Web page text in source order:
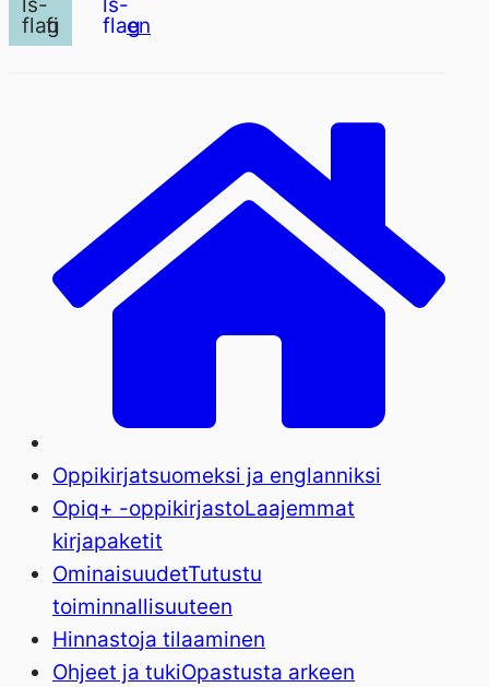
fi en
Oppikirjatsuomeksi ja englanniksi
Opiq+ -oppikirjastoLaajemmat
kirjapaketit
OminaisuudetTutustu
toiminnallisuuteen
Hinnastoja tilaaminen
Ohjeet ja tukiOpastusta arkeen